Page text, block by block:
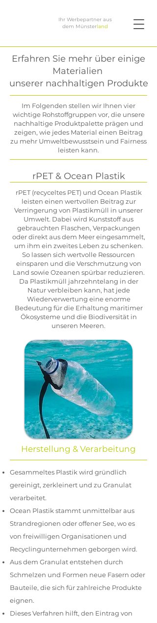
Ihr Werbepartner aus
dem Münsterland
Erfahren Sie mehr über einige
Materialien
unserer nachhaltigen Produkte
Im Folgenden stellen wir Ihnen vier
wichtige Rohstoffgruppen vor, die unsere
nachhaltige Produktpalette prägen und
zeigen, wie jedes Material einen Beitrag
zu mehr Umweltbewusstsein und Fairness
leisten kann.
rPET & Ocean Plastik
rPET (recyceltes PET) und Ocean Plastik
leisten einen wertvollen Beitrag zur
Verringerung von Plastikmüll in unserer
Umwelt. Dabei wird Kunststoff aus
gebrauchten Flaschen, Verpackungen
oder direkt aus dem Meer eingesammelt,
um ihm ein zweites Leben zu schenken.
So lassen sich wertvolle Ressourcen
einsparen und die Verschmutzung von
Land sowie Ozeanen spürbar reduzieren.
Da Plastikmüll jahrzehntelang in der
Natur verbleiben kann, hat jede
Wiederverwertung eine enorme
Bedeutung für die Erhaltung maritimer
Ökosysteme und die Biodiversität in
unseren Meeren.
Herstellung & Verarbeitung
Gesammeltes Plastik wird gründlich
gereinigt, zerkleinert und zu Granulat
verarbeitet.
Ocean Plastik stammt unmittelbar aus
Strandregionen oder offener See, wo es
von freiwilligen Organisationen und
Recyclingunternehmen geborgen wird.
Aus dem Granulat entstehen durch
Schmelzen und Formen neue Fasern oder
Bauteile, die sich für zahlreiche Produkte
eignen.
Dieses Verfahren hilft, den Eintrag von